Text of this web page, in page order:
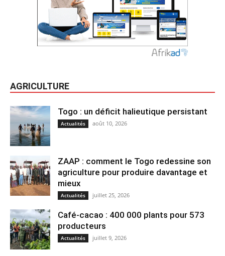
AGRICULTURE
Togo : un déficit halieutique persistant
Actualités août 10, 2026
ZAAP : comment le Togo redessine son
agriculture pour produire davantage et
mieux
Actualités juillet 25, 2026
Café-cacao : 400 000 plants pour 573
producteurs
Actualités juillet 9, 2026